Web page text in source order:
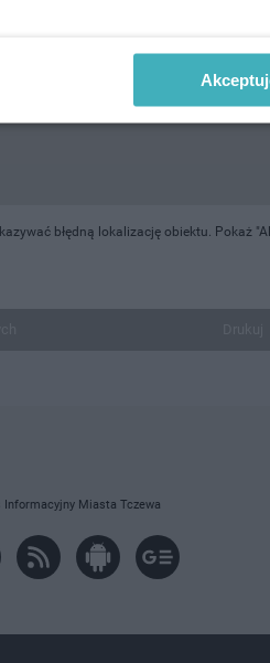
błędną lokalizację obiektu. Pokaż
Informacyjny Miasta Tczewa